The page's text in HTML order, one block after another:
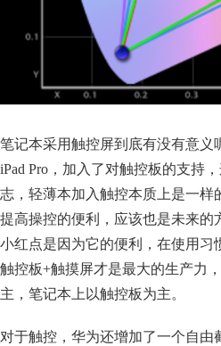
笔记本采用触控屏到底有没有意义
iPad Pro，加入了对触控板的支持
志，轻薄本加入触控本质上是一样
提高操控的便利，应该也是未来的
小红点是因为它的便利，在使用习
触控板+触摸屏才是最大的生产力
主，笔记本上以触控板为主。
对于触控，华为还增加了一个自由